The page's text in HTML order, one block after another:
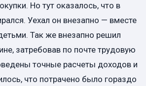
Но тут оказалось, что в
Уехал он внезапно — вместе
Так же внезапно решил
затребовав по почте трудовую
точные расчеты доходов и
что потрачено было гораздо